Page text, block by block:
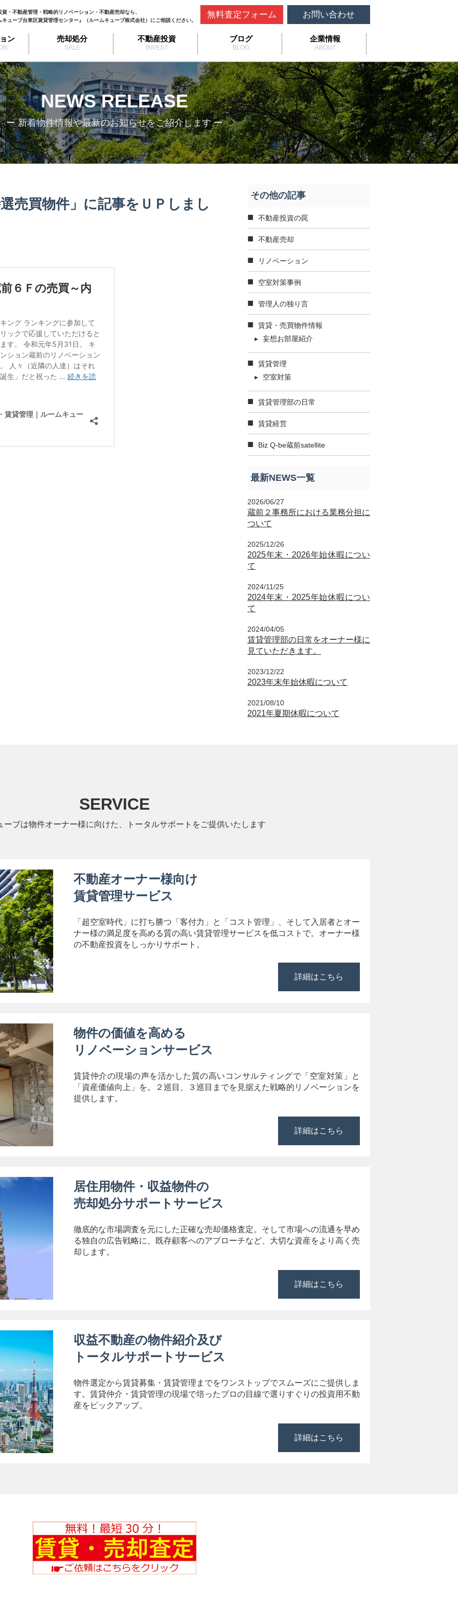
資・不動産管理・戦略的リノベーション・不動産売却なら、
キューブ台東区賃貸管理センター』（ルームキューブ株式会社）にご相談ください。
ン 売却処分
SALE
不動産投資
INVEST
ブログ
BLOG
企業情報
ABOUT
無料査定フォーム お問い合わせ
NEWS RELEASE
ー 新着物件情報や最新のお知らせをご紹介します ー
売買物件」に記事をＵＰしまし
その他の記事
不動産投資の罠
不動産売却
リノベーション
空室対策事例
管理人の独り言
賃貸・売買物件情報
妄想お部屋紹介
賃貸管理
空室対策
賃貸管理部の日常
賃貸経営
Biz Q-be蔵前satellite
最新NEWS一覧
2026/06/27
蔵前２事務所における業務分担に
ついて
2025/12/26
2025年末・2026年始休暇につい
て
2024/11/25
2024年末・2025年始休暇につい
て
2024/04/05
賃貸管理部の日常をオーナー様に
見ていただきます。
2023/12/22
2023年末年始休暇について
2021/08/10
2021年夏期休暇について
SERVICE
ーブは物件オーナー様に向けた、トータルサポートをご提供いたします
不動産オーナー様向け
賃貸管理サービス
「超空室時代」に打ち勝つ「客付力」と「コスト管理」、そして入居者とオー
ナー様の満足度を高める質の高い賃貸管理サービスを低コストで。オーナー様
の不動産投資をしっかりサポート。
詳細はこちら
物件の価値を高める
リノベーションサービス
賃貸仲介の現場の声を活かした質の高いコンサルティングで「空室対策」と
「資産価値向上」を。２巡目、３巡目までを見据えた戦略的リノベーションを
提供します。
詳細はこちら
居住用物件・収益物件の
売却処分サポートサービス
徹底的な市場調査を元にした正確な売却価格査定。そして市場への流通を早め
る独自の広告戦略に、既存顧客へのアプローチなど、大切な資産をより高く売
却します。
詳細はこちら
収益不動産の物件紹介及び
トータルサポートサービス
物件選定から賃貸募集・賃貸管理までをワンストップでスムーズにご提供しま
す。賃貸仲介・賃貸管理の現場で培ったプロの目線で選りすぐりの投資用不動
産をピックアップ。
詳細はこちら